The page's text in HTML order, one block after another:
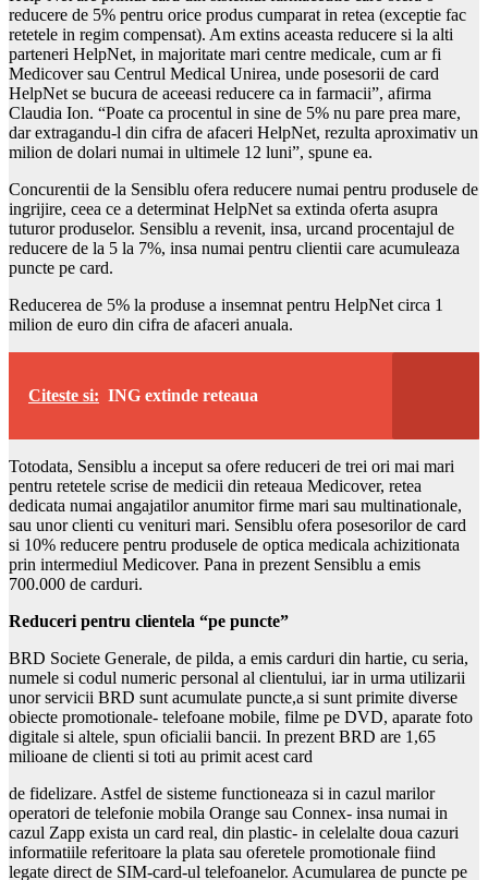
reducere de 5% pentru orice produs cumparat in retea (exceptie fac
retetele in regim compensat). Am extins aceasta reducere si la alti
parteneri HelpNet, in majoritate mari centre medicale, cum ar fi
Medicover sau Centrul Medical Unirea, unde posesorii de card
HelpNet se bucura de aceeasi reducere ca in farmacii”, afirma
Claudia Ion. “Poate ca procentul in sine de 5% nu pare prea mare,
dar extragandu-l din cifra de afaceri HelpNet, rezulta aproximativ un
milion de dolari numai in ultimele 12 luni”, spune ea.
Concurentii de la Sensiblu ofera reducere numai pentru produsele de
ingrijire, ceea ce a determinat HelpNet sa extinda oferta asupra
tuturor produselor. Sensiblu a revenit, insa, urcand procentajul de
reducere de la 5 la 7%, insa numai pentru clientii care acumuleaza
puncte pe card.
Reducerea de 5% la produse a insemnat pentru HelpNet circa 1
milion de euro din cifra de afaceri anuala.
Citeste si: ING extinde reteaua
Totodata, Sensiblu a inceput sa ofere reduceri de trei ori mai mari
pentru retetele scrise de medicii din reteaua Medicover, retea
dedicata numai angajatilor anumitor firme mari sau multinationale,
sau unor clienti cu venituri mari. Sensiblu ofera posesorilor de card
si 10% reducere pentru produsele de optica medicala achizitionata
prin intermediul Medicover. Pana in prezent Sensiblu a emis
700.000 de carduri.
Reduceri pentru clientela “pe puncte”
BRD Societe Generale, de pilda, a emis carduri din hartie, cu seria,
numele si codul numeric personal al clientului, iar in urma utilizarii
unor servicii BRD sunt acumulate puncte,a si sunt primite diverse
obiecte promotionale- telefoane mobile, filme pe DVD, aparate foto
digitale si altele, spun oficialii bancii. In prezent BRD are 1,65
milioane de clienti si toti au primit acest card
de fidelizare. Astfel de sisteme functioneaza si in cazul marilor
operatori de telefonie mobila Orange sau Connex- insa numai in
cazul Zapp exista un card real, din plastic- in celelalte doua cazuri
informatiile referitoare la plata sau oferetele promotionale fiind
legate direct de SIM-card-ul telefoanelor. Acumularea de puncte pe